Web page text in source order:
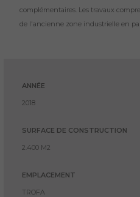
complémentaires. Les travaux
de l'ancienne zone industrielle en
ANNÉE
2018
SURFACE DE CONSTRUCTION
2.400 M2
EMPLACEMENT
TROFA